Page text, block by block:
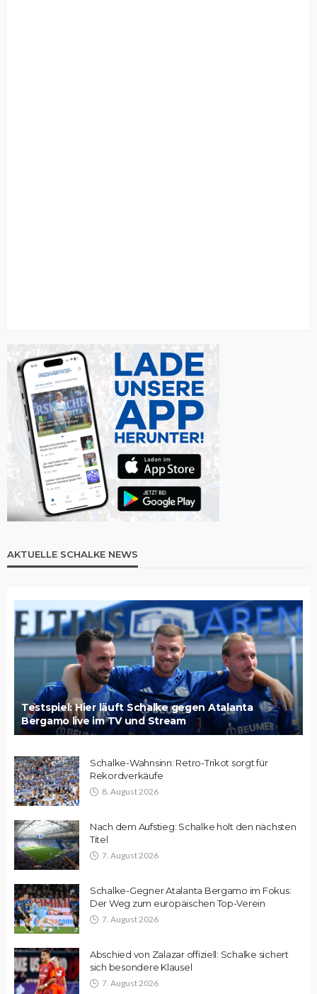
AKTUELLE SCHALKE NEWS
Testspiel: Hier läuft Schalke gegen Atalanta
Bergamo live im TV und Stream
Schalke-Wahnsinn: Retro-Trikot sorgt für
Rekordverkäufe
8. August 2026
Nach dem Aufstieg: Schalke holt den nächsten
Titel
7. August 2026
Schalke-Gegner Atalanta Bergamo im Fokus:
Der Weg zum europäischen Top-Verein
7. August 2026
Abschied von Zalazar offiziell: Schalke sichert
sich besondere Klausel
7. August 2026